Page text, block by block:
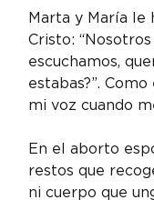
Marta y María le
Cristo:
escuchamos,
estabas?”.
mi voz cuando
En el aborto
restos que
ni cuerpo que